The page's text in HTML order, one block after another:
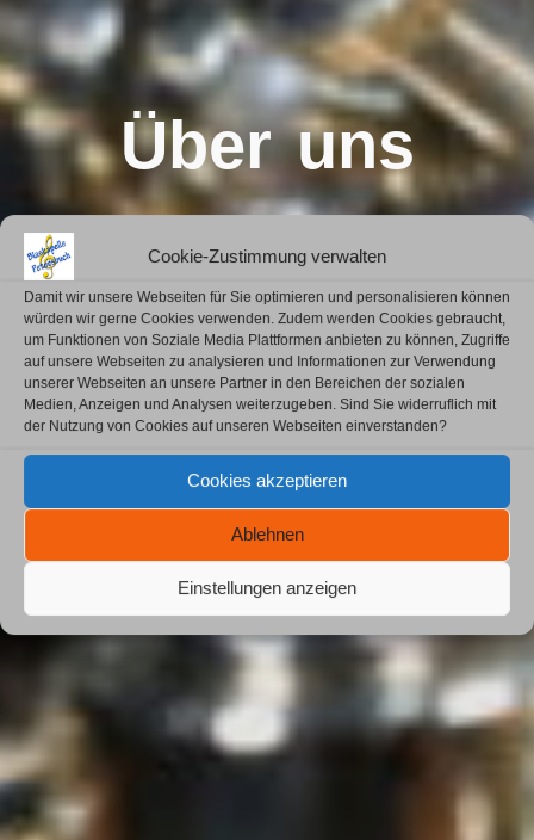
Cookie-Zustimmung verwalten
Damit wir unsere Webseiten für Sie optimieren und personalisieren können
würden wir gerne Cookies verwenden. Zudem werden Cookies gebraucht,
um Funktionen von Soziale Media Plattformen anbieten zu können, Zugriffe
auf unsere Webseiten zu analysieren und Informationen zur Verwendung
unserer Webseiten an unsere Partner in den Bereichen der sozialen
Medien, Anzeigen und Analysen weiterzugeben. Sind Sie widerruflich mit
der Nutzung von Cookies auf unseren Webseiten einverstanden?
Cookies akzeptieren
Ablehnen
Einstellungen anzeigen
Über uns